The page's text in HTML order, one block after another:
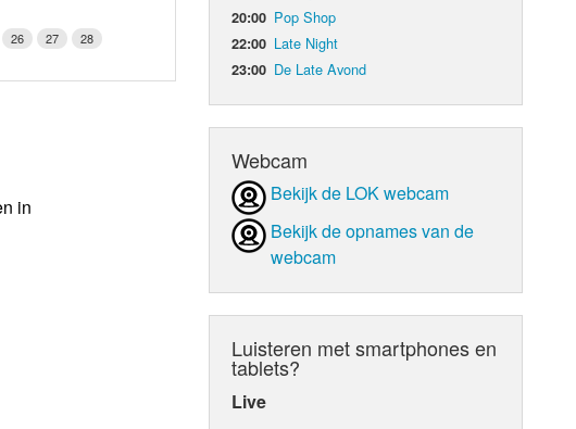
26 27 28
in
20:00 Pop Shop
22:00 Late Night
23:00 De Late Avond
Webcam
Bekijk de LOK webcam
Bekijk de opnames van de
webcam
Luisteren met smartphones en
tablets?
Live